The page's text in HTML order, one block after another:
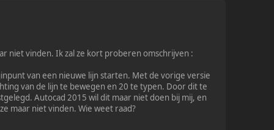
niet vinden. Ik zal ze kort proberen omschrijven :
van een nieuwe lijn starten. Met de vorige versie
van de lijn te bewegen en 20 te typen. Door dit te
Autocad 2015 wil dit maar niet doen bij mij, en
maar niet vinden. Wie weet raad?